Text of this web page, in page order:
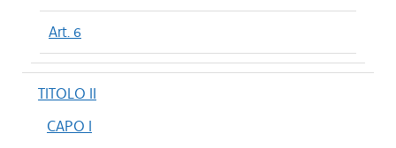
Art. 6
TITOLO II
CAPO I